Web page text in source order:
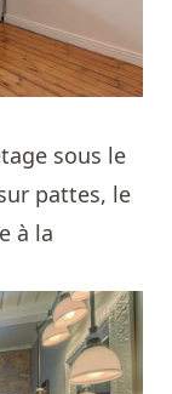
sous le
pattes, le
à la